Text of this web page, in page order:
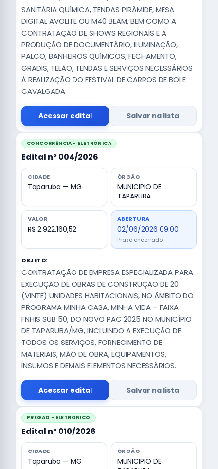
SANITÁRIA QUÍMICA, TENDAS PIRÂMIDE, MESA
DIGITAL AVOLITE OU M40 BEAM, BEM COMO A
CONTRATAÇÃO DE SHOWS REGIONAIS E A
PRODUÇÃO DE DOCUMENTÁRIO, ILUMINAÇÃO,
PALCO, BANHEIROS QUÍMICOS, FECHAMENTO,
GRADIS, TELÃO, TENDAS E SERVIÇOS NECESSÁRIOS
À REALIZAÇÃO DO FESTIVAL DE CARROS DE BOI E
CAVALGADA.
Acessar edital Salvar na lista
CONCORRÊNCIA - ELETRÔNICA
Edital nº 004/2026
CIDADE
Taparuba — MG
ÓRGÃO
MUNICIPIO DE
TAPARUBA
VALOR
R$ 2.922.160,52
ABERTURA
02/06/2026 09:00
Prazo encerrado
OBJETO:
CONTRATAÇÃO DE EMPRESA ESPECIALIZADA PARA
EXECUÇÃO DE OBRAS DE CONSTRUÇÃO DE 20
(VINTE) UNIDADES HABITACIONAIS, NO ÂMBITO DO
PROGRAMA MINHA CASA, MINHA VIDA – FAIXA
FNHIS SUB 50, DO NOVO PAC 2025 NO MUNICÍPIO
DE TAPARUBA/MG, INCLUINDO A EXECUÇÃO DE
TODOS OS SERVIÇOS, FORNECIMENTO DE
MATERIAIS, MÃO DE OBRA, EQUIPAMENTOS,
INSUMOS E DEMAIS ELEMENTOS NECESSÁRIOS.
Acessar edital Salvar na lista
PREGÃO - ELETRÔNICO
Edital nº 010/2026
CIDADE
Taparuba — MG
ÓRGÃO
MUNICIPIO DE